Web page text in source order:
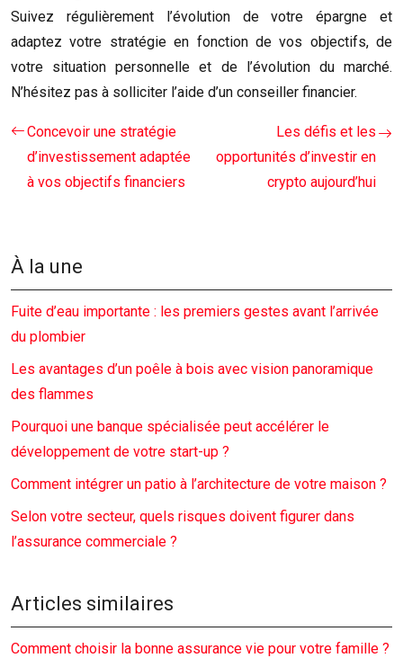
Suivez régulièrement l’évolution de votre épargne et
adaptez votre stratégie en fonction de vos objectifs, de
votre situation personnelle et de l’évolution du marché.
N’hésitez pas à solliciter l’aide d’un conseiller financier.
Concevoir une stratégie
d’investissement adaptée
à vos objectifs financiers
Les défis et les
opportunités d’investir en
crypto aujourd’hui
À la une
Fuite d’eau importante : les premiers gestes avant l’arrivée
du plombier
Les avantages d’un poêle à bois avec vision panoramique
des flammes
Pourquoi une banque spécialisée peut accélérer le
développement de votre start-up ?
Comment intégrer un patio à l’architecture de votre maison ?
Selon votre secteur, quels risques doivent figurer dans
l’assurance commerciale ?
Articles similaires
Comment choisir la bonne assurance vie pour votre famille ?